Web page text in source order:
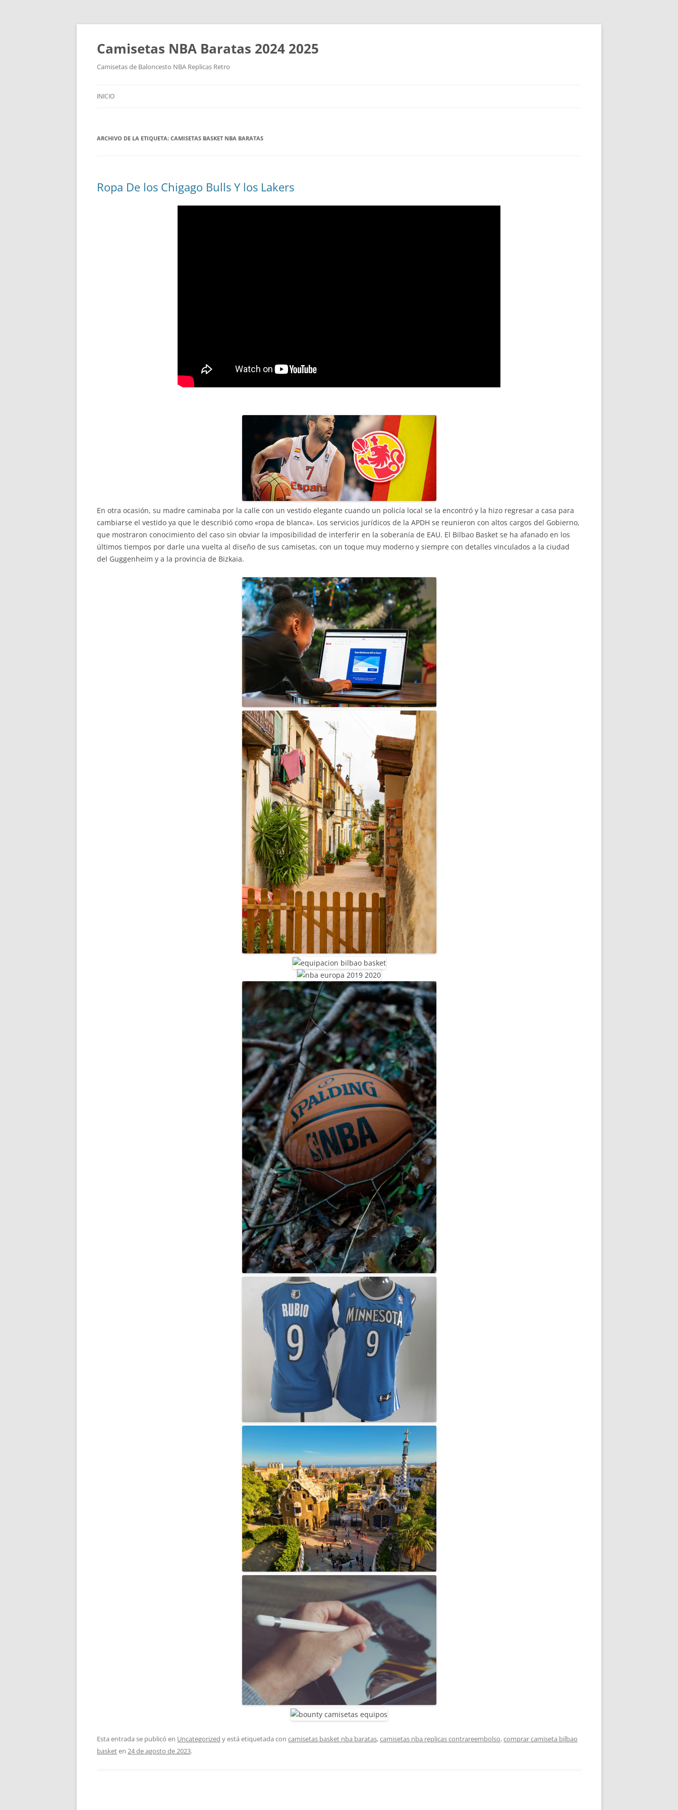
Camisetas NBA Baratas 2024 2025
Camisetas de Baloncesto NBA Replicas Retro
INICIO
ARCHIVO DE LA ETIQUETA: CAMISETAS BASKET NBA BARATAS
Ropa De los Chigago Bulls Y los Lakers
En otra ocasión, su madre caminaba por la calle con un vestido elegante cuando un policía local se la encontró y la hizo regresar a casa para
cambiarse el vestido ya que le describió como «ropa de blanca». Los servicios jurídicos de la APDH se reunieron con altos cargos del Gobierno,
que mostraron conocimiento del caso sin obviar la imposibilidad de interferir en la soberanía de EAU. El Bilbao Basket se ha afanado en los
últimos tiempos por darle una vuelta al diseño de sus camisetas, con un toque muy moderno y siempre con detalles vinculados a la ciudad
del Guggenheim y a la provincia de Bizkaia.
Esta entrada se publicó en Uncategorized y está etiquetada con camisetas basket nba baratas,camisetas nba replicas contrareembolso,comprar camiseta bilbao
basketen 24 de agosto de 2023.